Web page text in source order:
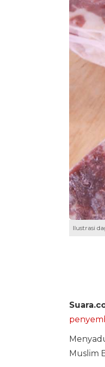
Ilustrasi
Muslim